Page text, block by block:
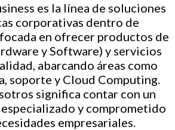
es la línea de soluciones
corporativas dentro de
en ofrecer productos de
y Software) y servicios
abarcando áreas como
soporte y Cloud Computing.
significa contar con un
y comprometido
empresariales.